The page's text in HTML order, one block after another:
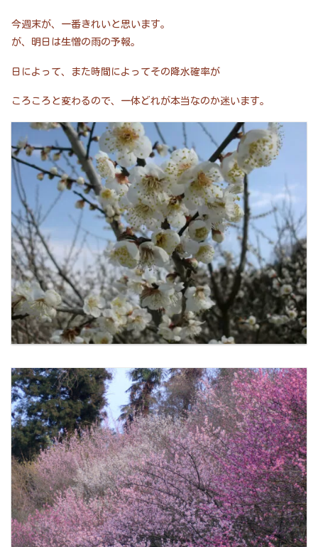
今週末が、一番きれいと思います。
が、明日は生憎の雨の予報。
日によって、また時間によってその降水確率が
ころころと変わるので、一体どれが本当なのか迷います。